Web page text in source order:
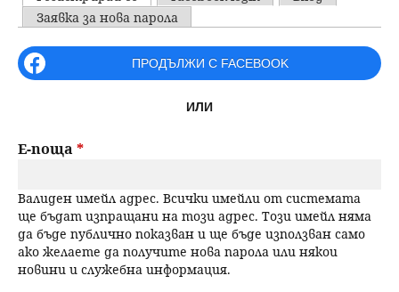
н
ю
ъ
р
е
н
е
u
P
r
i
a
y
t
a
Заявка за нова парола
ПРОДЪЛЖИ С FACEBOOK
ИЛИ
Е-поща *
Валиден имейл адрес. Всички имейли от системата
ще бъдат изпращани на този адрес. Този имейл няма
да бъде публично показван и ще бъде използван само
ако желаете да получите нова парола или някои
новини и служебна информация.